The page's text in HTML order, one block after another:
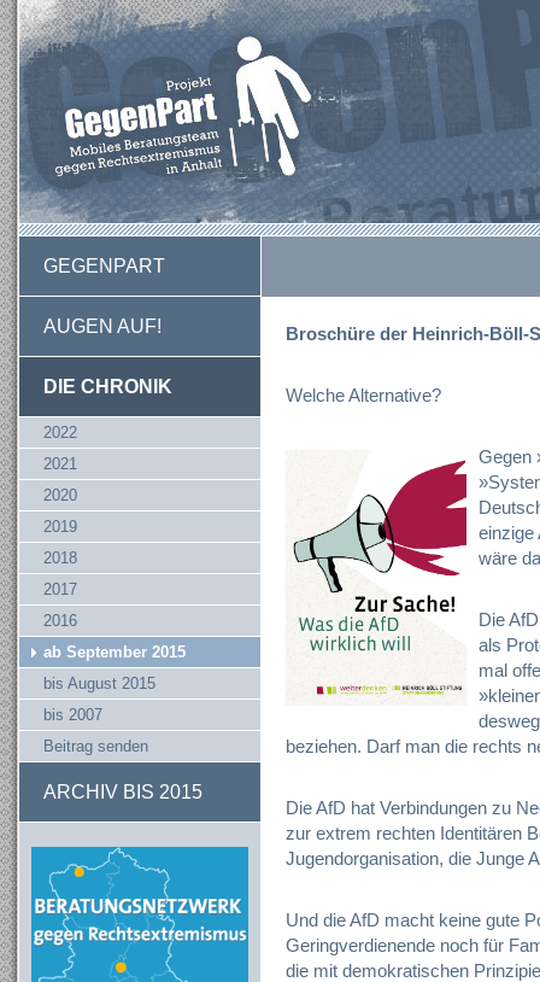
GEGENPART
AUGEN AUF!
DIE CHRONIK
2022
2021
2020
2019
2018
2017
2016
ab September 2015
bis August 2015
bis 2007
Beitrag senden
ARCHIV BIS 2015
Broschüre der Heinrich-Böll-
Welche Alternative?
Gegen
einzige
wäre
Die
als
mal
beziehen. Darf man die rechts
Die AfD hat Verbindungen zu
zur extrem rechten Identitären
Jugendorganisation, die Junge
Und die AfD macht keine gute
Geringverdienende noch für
die mit demokratischen